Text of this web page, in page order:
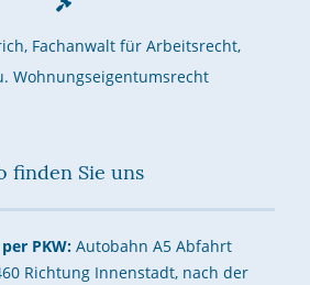
Fachanwalt für Arbeitsrecht,
Wohnungseigentumsrecht
finden Sie uns
PKW:Autobahn A5 Abfahrt
Richtung Innenstadt, nach der